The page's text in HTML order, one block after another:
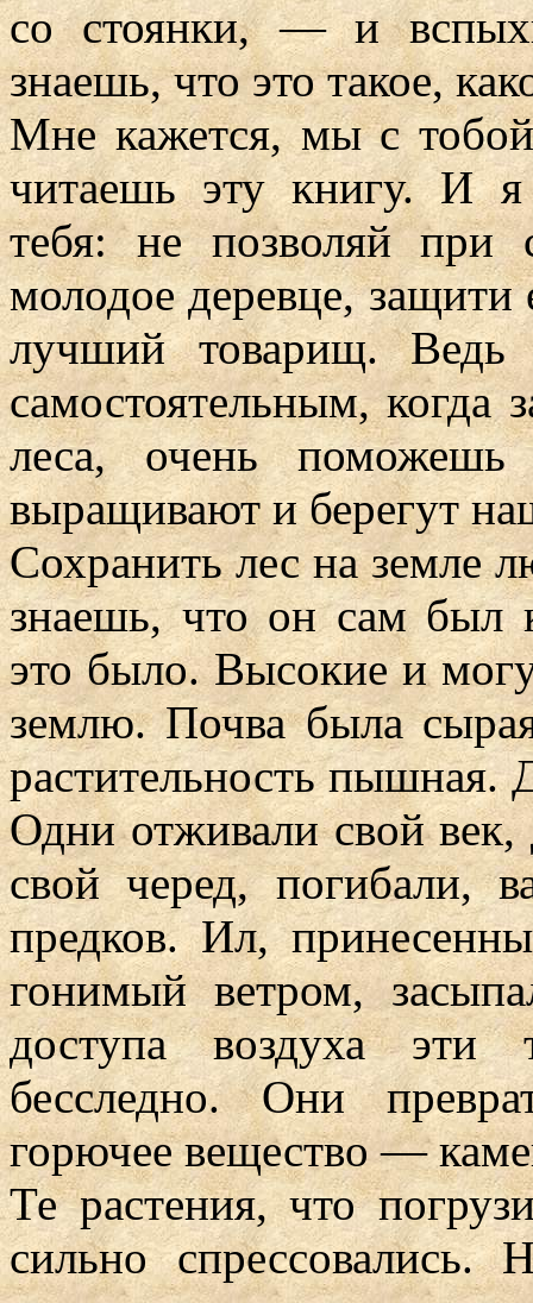
со стоянки, — и
знаешь, что это такое,
Мне кажется, мы с
читаешь эту книгу. И я
тебя: не позволяй при
молодое деревце,
лучший товарищ.
самостоятельным, когда
леса, очень
выращивают и берегут
Сохранить лес на земле
знаешь, что он сам был
это было. Высокие и
землю. Почва была
растительность пышная.
Одни отживали свой век,
свой черед, погибали,
предков. Ил,
гонимый ветром,
доступа воздуха эти
бесследно. Они
горючее вещество —
Те растения, что
сильно